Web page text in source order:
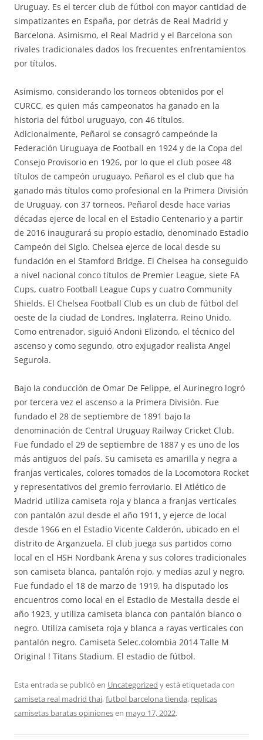
Uruguay. Es el tercer club de fútbol con mayor cantidad de
simpatizantes en España, por detrás de Real Madrid y
Barcelona. Asimismo, el Real Madrid y el Barcelona son
rivales tradicionales dados los frecuentes enfrentamientos
por títulos.
Asimismo, considerando los torneos obtenidos por el
CURCC, es quien más campeonatos ha ganado en la
historia del fútbol uruguayo, con 46 títulos.
Adicionalmente, Peñarol se consagró campeónde la
Federación Uruguaya de Football en 1924 y de la Copa del
Consejo Provisorio en 1926, por lo que el club posee 48
títulos de campeón uruguayo. Peñarol es el club que ha
ganado más títulos como profesional en la Primera División
de Uruguay, con 37 torneos. Peñarol desde hace varias
décadas ejerce de local en el Estadio Centenario y a partir
de 2016 inaugurará su propio estadio, denominado Estadio
Campeón del Siglo. Chelsea ejerce de local desde su
fundación en el Stamford Bridge. El Chelsea ha conseguido
a nivel nacional conco títulos de Premier League, siete FA
Cups, cuatro Football League Cups y cuatro Community
Shields. El Chelsea Football Club es un club de fútbol del
oeste de la ciudad de Londres, Inglaterra, Reino Unido.
Como entrenador, siguió Andoni Elizondo, el técnico del
ascenso y como segundo, otro exjugador realista Angel
Segurola.
Bajo la conducción de Omar De Felippe, el Aurinegro logró
por tercera vez el ascenso a la Primera División. Fue
fundado el 28 de septiembre de 1891 bajo la
denominación de Central Uruguay Railway Cricket Club.
Fue fundado el 29 de septiembre de 1887 y es uno de los
más antiguos del país. Su camiseta es amarilla y negra a
franjas verticales, colores tomados de la Locomotora Rocket
y representativos del gremio ferroviario. El Atlético de
Madrid utiliza camiseta roja y blanca a franjas verticales
con pantalón azul desde el año 1911, y ejerce de local
desde 1966 en el Estadio Vicente Calderón, ubicado en el
distrito de Arganzuela. El club juega sus partidos como
local en el HSH Nordbank Arena y sus colores tradicionales
son camiseta blanca, pantalón rojo, y medias azul y negro.
Fue fundado el 18 de marzo de 1919, ha disputado los
encuentros como local en el Estadio de Mestalla desde el
año 1923, y utiliza camiseta blanca con pantalón blanco o
negro. Utiliza camiseta roja y blanca a rayas verticales con
pantalón negro. Camiseta Selec.colombia 2014 Talle M
Original ! Titans Stadium. El estadio de fútbol.
Esta entrada se publicó en Uncategorized y está etiquetada con
camiseta real madrid thai,futbol barcelona tienda, replicas
camisetas baratas opinionesen mayo 17, 2022.